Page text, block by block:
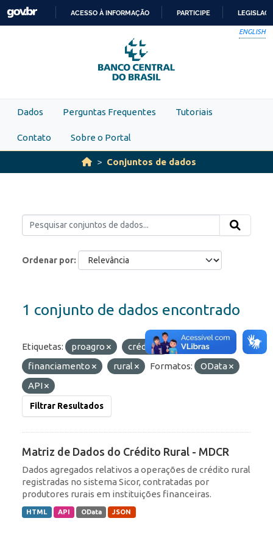
Skip to main content
PARA
O
CONTEÚDO
ACESSO À INFORMAÇÃO PARTICIPE
ENGLISH
Dados Perguntas Frequentes Tutoriais
Contato Sobre o Portal
Conjuntos de dados
Ordenar por
1 conjunto de dados encontrado
Etiquetas: proagro
crédito
financiamento
rural Formatos:
OData
API
Filtrar Resultados
Matriz de Dados do Crédito Rural - MDCR
Dados agregados relativos a operações de crédito rural
registradas no sistema Sicor, contratadas por
produtores rurais em instituições financeiras.
HTML API OData JSON